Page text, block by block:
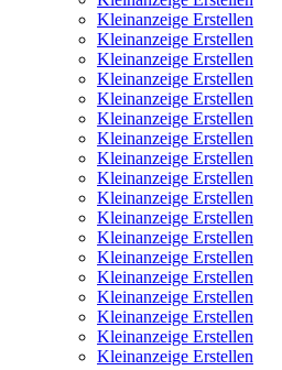
Kleinanzeige Erstellen
Kleinanzeige Erstellen
Kleinanzeige Erstellen
Kleinanzeige Erstellen
Kleinanzeige Erstellen
Kleinanzeige Erstellen
Kleinanzeige Erstellen
Kleinanzeige Erstellen
Kleinanzeige Erstellen
Kleinanzeige Erstellen
Kleinanzeige Erstellen
Kleinanzeige Erstellen
Kleinanzeige Erstellen
Kleinanzeige Erstellen
Kleinanzeige Erstellen
Kleinanzeige Erstellen
Kleinanzeige Erstellen
Kleinanzeige Erstellen